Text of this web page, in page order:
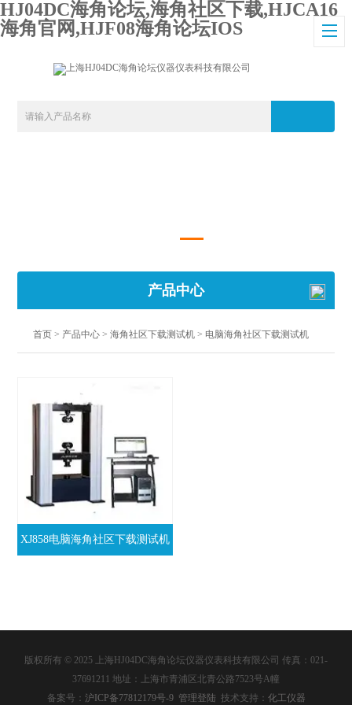
HJ04DC海角论坛,海角社区下载,HJCA16
海角官网,HJF08海角论坛IOS
产品中心
首页 > 产品中心 >海角社区下载测试机 > 电脑海角社区下载测试机
XJ858电脑海角社区下载测试机
版权所有 © 2025 上海HJ04DC海角论坛仪器仪表科技有限公司 传真：021-
37691211 地址：上海市青浦区北青公路7523号A幢
备案号： 沪ICP备77812179号-9 管理登陆 技术支持： 化工仪器